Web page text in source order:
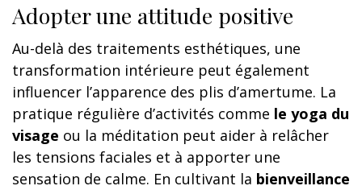
Adopter une attitude positive
Au-delà des traitements esthétiques, une
transformation intérieure peut également
influencer l’apparence des plis d’amertume. La
pratique régulière d’activités comme le yoga du
visage ou la méditation peut aider à relâcher
les tensions faciales et à apporter une
sensation de calme. En cultivant la bienveillance